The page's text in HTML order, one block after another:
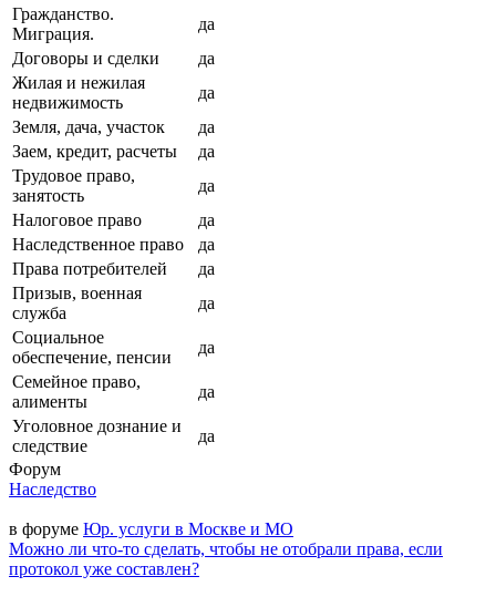
Гражданство.
Миграция.
да
Договоры и сделки
да
Жилая и нежилая
недвижимость
да
Земля, дача, участок
да
Заем, кредит, расчеты
да
Трудовое право,
занятость
да
Налоговое право
да
Наследственное право
да
Права потребителей
да
Призыв, военная
служба
да
Социальное
обеспечение, пенсии
да
Семейное право,
алименты
да
Уголовное дознание и
следствие
да
Форум
Наследство
в форуме Юр. услуги в Москве и МО
Можно ли что-то сделать, чтобы не отобрали права, если
протокол уже составлен?